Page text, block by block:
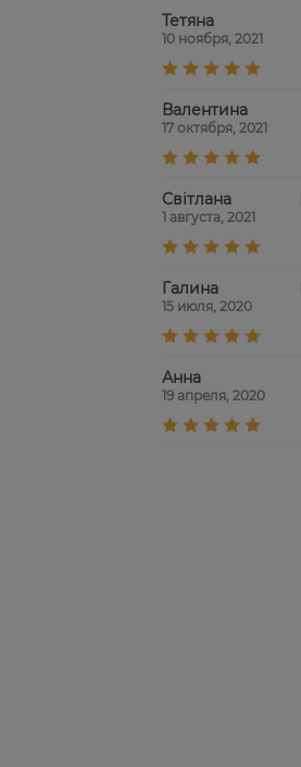
Тетяна
10 ноября, 2021
Валентина
17 октября, 2021
Світлана
1 августа, 2021
Галина
15 июля, 2020
Анна
19 апреля, 2020